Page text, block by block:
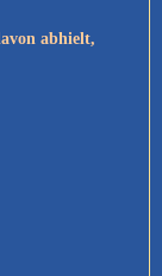
abhielt,